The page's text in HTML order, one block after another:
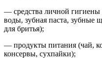
— средства личной гигиены
воды, зубная паста, зубные
для бритья);
— продукты питания (чай,
консервы, сухпайки);